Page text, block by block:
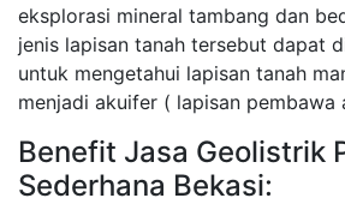
eksplorasi mineral tambang dan
jenis lapisan tanah tersebut dapat
untuk mengetahui lapisan tanah
menjadi akuifer ( lapisan pembawa
Benefit Jasa Geolistrik
Sederhana Bekasi: